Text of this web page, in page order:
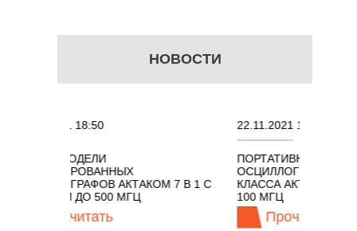
НОВОСТИ
АКТАКОМ 7 В 1 С
22.11.2021 18:41
ПОРТАТИВНЫЕ
ОСЦИЛЛОГРАФЫ ЭКОНОМНОГО
КЛАССА АКТАКОМ "3 В 1" С